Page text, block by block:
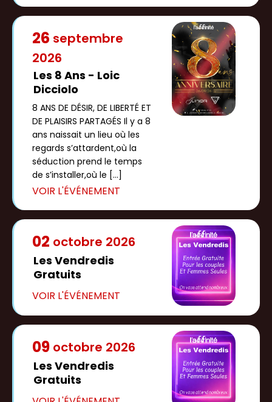
26 septembre
2026
Les 8 Ans - Loic
Dicciolo
8 ANS DE DÉSIR, DE LIBERTÉ ET
DE PLAISIRS PARTAGÉS Il y a 8
ans naissait un lieu où les
regards s’attardent,où la
séduction prend le temps
de s’installer,où le […]
02 octobre 2026
Les Vendredis
Gratuits
09 octobre 2026
Les Vendredis
Gratuits